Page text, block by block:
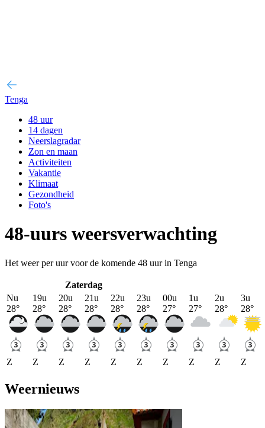
Tenga
48 uur
14 dagen
Neerslagradar
Zon en maan
Activiteiten
Vakantie
Klimaat
Gezondheid
Foto's
48-uurs weersverwachting
Het weer per uur voor de komende 48 uur in Tenga
Zaterdag
Nu
28°
Z
19u
28°
Z
20u
28°
Z
21u
28°
Z
22u
28°
Z
23u
28°
Z
00u
27°
Z
1u
27°
Z
2u
28°
Z
3u
28°
Z
Weernieuws